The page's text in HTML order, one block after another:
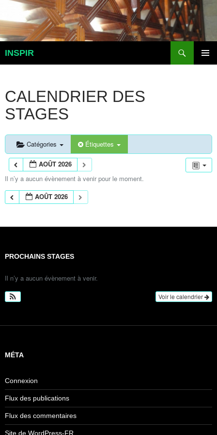
contenu
INSPIR
CALENDRIER DES
STAGES
Catégories Étiquettes
AOÛT 2026
Il n’y a aucun évènement à venir pour le moment.
AOÛT 2026
PROCHAINS STAGES
Il n’y a aucun évènement à venir.
Voir le calendrier
MÉTA
Connexion
Flux des publications
Flux des commentaires
Site de WordPress-FR